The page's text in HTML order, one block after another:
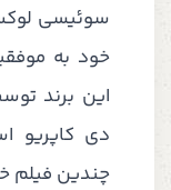
سوئیسی
خود به
این برند
دی کاپریو
چندین فیلم